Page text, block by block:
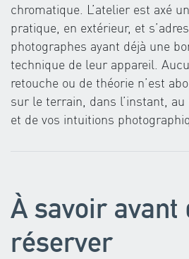
chromatique. L’atelier est axé
pratique, en extérieur, et
photographes ayant déjà une
technique de leur appareil.
retouche ou de théorie n’est
sur le terrain, dans l’instant,
et de vos intuitions
À savoir avant
réserver